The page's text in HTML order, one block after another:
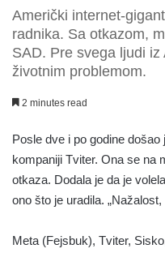
Američki internet-
radnika. Sa otkazom,
SAD. Pre svega ljudi
životnim problemom.
2 minutes read
Posle dve i po godine
kompaniji Tviter. Ona se na
otkaza. Dodala je da je
ono što je uradila.
Meta (Fejsbuk), Tviter,